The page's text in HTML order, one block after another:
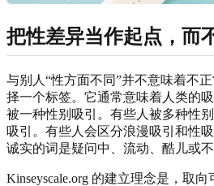
把性差异当作起点，而
与别人“性方面不同”并不意味着不
择一个标签。它通常意味着人类的
被一种性别吸引。有些人被多种性
吸引。有些人会区分浪漫吸引和性
诚实的词是疑问中、流动、酷儿或不
Kinseyscale.org 的建立理念是，取